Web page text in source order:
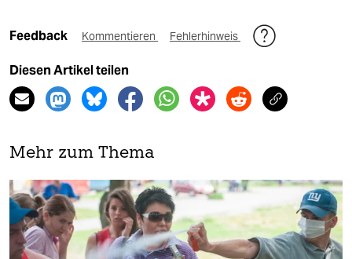
Feedback Kommentieren Fehlerhinweis
Diesen Artikel teilen
Mehr zum Thema